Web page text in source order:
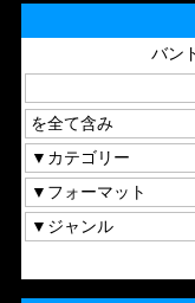
バン